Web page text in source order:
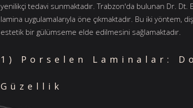
yenilikçi tedavi sunmaktadır. Trabzon'da bulunan Dr.
lamina uygulamalarıyla öne çıkmaktadır. Bu iki yöntem,
estetik bir gülümseme elde edilmesini sağlamaktadır.
1) Porselen Laminalar:
Güzellik